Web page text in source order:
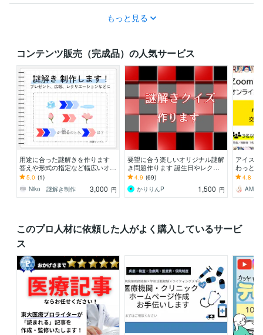
もっと見る
コンテンツ販売（完成品）の人気サービス
用途に合った謎解きを作ります
答えや形式の指定など幅広いオー
ダーに応えます
5.0 (1)
Niko 謎解き制作
3,000 円
要望に合う楽しいオリジナル謎解
き問題作ります 誕生日やレクや
イベントなど場面にあった謎解き
作成します！
4.9 (69)
かりりんP
1,500 円
アイス
わっと
ン飲み
パワー
4.8
このプロ人材に依頼した人がよく購入しているサービ
ス